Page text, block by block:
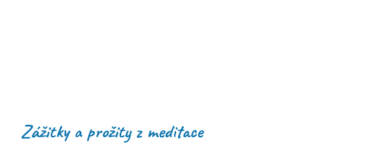
Zážitky a prožity z meditace